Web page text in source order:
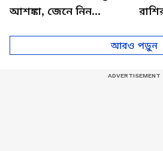
আশঙ্কা, জেনে নিন
আরও পড়ুন